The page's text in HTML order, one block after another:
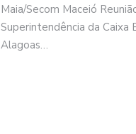
Maia/Secom Maceió
Superintendência da Caixa
Alagoas…